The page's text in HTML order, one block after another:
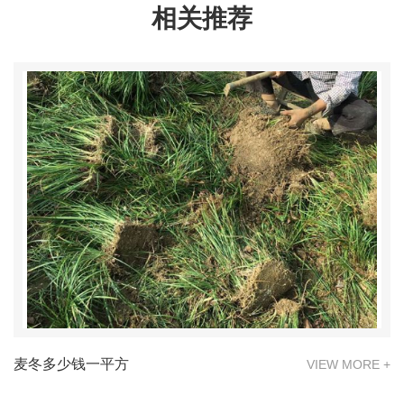
相关推荐
麦冬多少钱一平方 VIEW MORE +